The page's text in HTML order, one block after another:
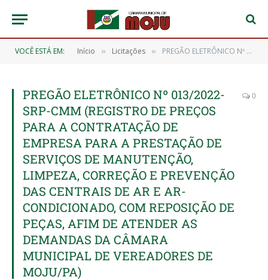
VOCÊ ESTÁ EM: Início » Licitações » PREGÃO ELETRÔNICO Nº 013/2022-SRP-CMM (REGISTRO DE PREÇOS PARA A CONTRATAÇÃO DE EMPRESA PARA A PRESTAÇÃO DE SERVIÇOS DE MANUTENÇÃO, LIMPEZA, CORREÇÃO E PREVENÇÃO DAS CENTRAIS DE AR E AR-CONDICIONADO, COM REPOSIÇÃO DE PEÇAS, AFIM DE ATENDER AS DEMANDAS DA CÂMARA MUNICIPAL DE VEREADORES DE MOJU/PA)
PREGÃO ELETRÔNICO Nº 013/2022-
SRP-CMM (REGISTRO DE PREÇOS
PARA A CONTRATAÇÃO DE
EMPRESA PARA A PRESTAÇÃO DE
SERVIÇOS DE MANUTENÇÃO,
LIMPEZA, CORREÇÃO E PREVENÇÃO
DAS CENTRAIS DE AR E AR-
CONDICIONADO, COM REPOSIÇÃO DE
PEÇAS, AFIM DE ATENDER AS
DEMANDAS DA CÂMARA
MUNICIPAL DE VEREADORES DE
MOJU/PA)
0